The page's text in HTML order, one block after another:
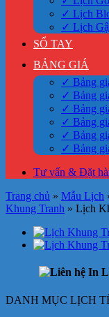
✓ Lịch
✓ Lịch
SỔ TAY
BẢNG GIÁ
✓ Bảng
✓ Bảng
✓ Bảng
✓ Bảng
✓ Bảng
✓ Bảng
Tư vấn & Đặt
Trang chủ » Mẫu Lịch
Khung Tranh » Lịch
DANH MỤC LỊCH